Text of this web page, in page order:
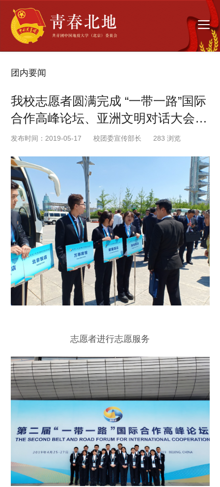
团内要闻
我校志愿者圆满完成 “一带一路”国际
合作高峰论坛、亚洲文明对话大会志
愿服务工作
发布时间：2019-05-17 校团委宣传部长 283 浏览
志愿者进行志愿服务